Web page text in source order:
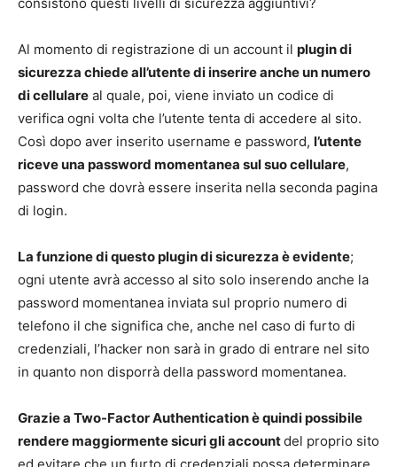
Al momento di registrazione di un account il plugin di
sicurezza chiede all’utente di inserire anche un numero
di cellulare al quale, poi, viene inviato un codice di
verifica ogni volta che l’utente tenta di accedere al sito.
Così dopo aver inserito username e password, l’utente
riceve una password momentanea sul suo cellulare,
password che dovrà essere inserita nella seconda pagina
di login.
La funzione di questo plugin di sicurezza è evidente;
ogni utente avrà accesso al sito solo inserendo anche la
password momentanea inviata sul proprio numero di
telefono il che significa che, anche nel caso di furto di
credenziali, l’hacker non sarà in grado di entrare nel sito
in quanto non disporrà della password momentanea.
Grazie a Two-Factor Authentication è quindi possibile
rendere maggiormente sicuri gli accountdel proprio sito
ed evitare che un furto di credenziali possa determinare